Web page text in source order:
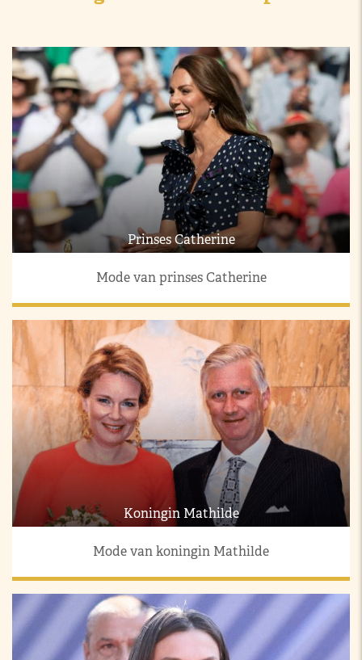
Prinses Catherine
Mode van prinses Catherine
Koningin Mathilde
Mode van koningin Mathilde